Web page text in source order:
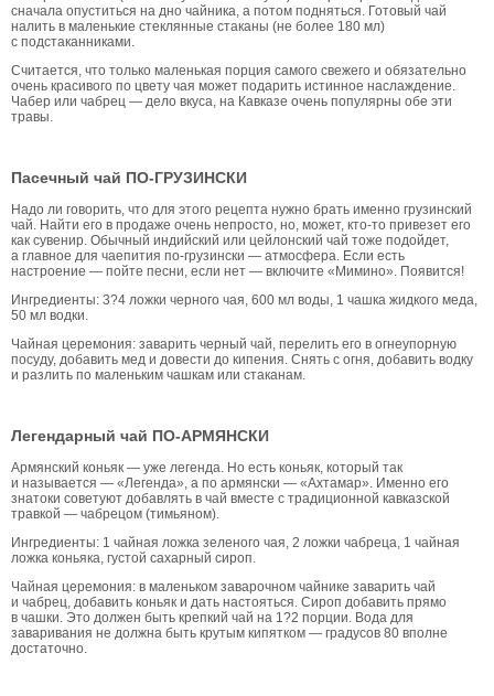
сначала опуститься на дно чайника, а потом подняться. Готовый чай
налить в маленькие стеклянные стаканы (не более 180 мл)
с подстаканниками.
Считается, что только маленькая порция самого свежего и обязательно
очень красивого по цвету чая может подарить истинное наслаждение.
Чабер или чабрец — дело вкуса, на Кавказе очень популярны обе эти
травы.
Пасечный чай ПО-ГРУЗИНСКИ
Надо ли говорить, что для этого рецепта нужно брать именно грузинский
чай. Найти его в продаже очень непросто, но, может, кто-то привезет его
как сувенир. Обычный индийский или цейлонский чай тоже подойдет,
а главное для чаепития по-грузински — атмосфера. Если есть
настроение — пойте песни, если нет — включите «Мимино». Появится!
Ингредиенты: 3?4 ложки черного чая, 600 мл воды, 1 чашка жидкого меда,
50 мл водки.
Чайная церемония: заварить черный чай, перелить его в огнеупорную
посуду, добавить мед и довести до кипения. Снять с огня, добавить водку
и разлить по маленьким чашкам или стаканам.
Легендарный чай ПО-АРМЯНСКИ
Армянский коньяк — уже легенда. Но есть коньяк, который так
и называется — «Легенда», а по армянски — «Ахтамар». Именно его
знатоки советуют добавлять в чай вместе с традиционной кавказской
травкой — чабрецом (тимьяном).
Ингредиенты: 1 чайная ложка зеленого чая, 2 ложки чабреца, 1 чайная
ложка коньяка, густой сахарный сироп.
Чайная церемония: в маленьком заварочном чайнике заварить чай
и чабрец, добавить коньяк и дать настояться. Сироп добавить прямо
в чашки. Это должен быть крепкий чай на 1?2 порции. Вода для
заваривания не должна быть крутым кипятком — градусов 80 вполне
достаточно.